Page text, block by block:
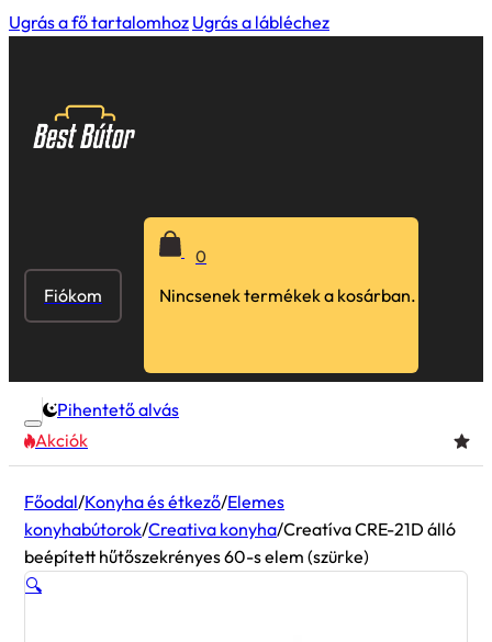
Ugrás a fő tartalomhoz Ugrás a lábléchez
Fiókom
0
Nincsenek termékek a kosárban.
Pihentető alvás
Akciók
Főodal/Konyha és étkező/Elemes
konyhabútorok/Creativa konyha/Creatíva CRE-21D álló
beépített hűtőszekrényes 60-s elem (szürke)
🔍